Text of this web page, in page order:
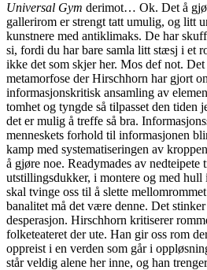
Universal Gym derimot… Ok. Det å
gallerirom er strengt tatt umulig, og litt
kunstnere med antiklimaks. De har
si, fordi du har bare samla litt stæsj i et
ikke det som skjer her. Mos def not. Det
metamorfose der Hirschhorn har gjort
informasjonskritisk ansamling av
tomhet og tyngde så tilpasset den tiden
det er mulig å treffe så bra.
menneskets forhold til informasjonen
kamp med systematiseringen av
å gjøre noe. Readymades av nedteipete
utstillingsdukker, i montere og med
skal tvinge oss til å slette
banalitet må det være denne. Det
desperasjon. Hirschhorn kritiserer
folketeateret der ute. Han gir oss rom
oppreist i en verden som går i
står veldig alene her inne, og han